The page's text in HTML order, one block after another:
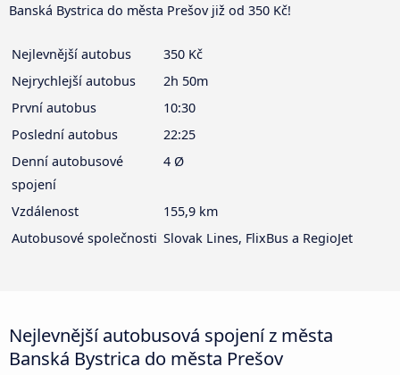
Banská Bystrica do města Prešov již od 350 Kč!
Nejlevnější autobus
350 Kč
Nejrychlejší autobus
2h 50m
První autobus
10:30
Poslední autobus
22:25
Denní autobusové
spojení
4 Ø
Vzdálenost
155,9 km
Autobusové společnosti Slovak Lines, FlixBus a RegioJet
Nejlevnější autobusová spojení z města
Banská Bystrica do města Prešov